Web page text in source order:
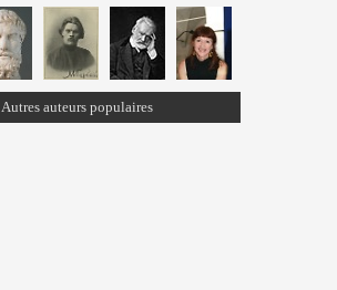
Autres auteurs populaires